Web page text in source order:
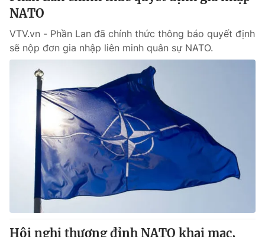
NATO
VTV.vn - Phần Lan đã chính thức thông báo quyết định
sẽ nộp đơn gia nhập liên minh quân sự NATO.
Hội nghị thượng đỉnh NATO khai mạc,